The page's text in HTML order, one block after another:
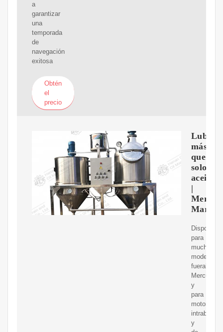
a
garantizar
una
temporada
de
navegación
exitosa
Obtén
el
precio
más
que
solo
aceite
|
Marine
Disponible
para
muchos
modelos
fueraborda
Mercury
y
para
motores
intraborda
y